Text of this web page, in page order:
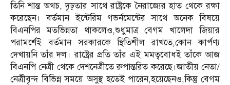
তিনি শান্ত অথচ, দৃঢ়তার সাথে রাষ্ট্রকে নৈরাজ্যের হাত থেকে রক্ষা
করেছেন। বর্তমান ইন্টেরিম গভর্নমেন্টের সাথে অনেক বিষয়ে
বিএনপির মতভিন্নতা থাকলেও,শুধুমাত্র বেগম খালেদা জিয়ার
পরামর্শেই বর্তমান সরকারকে স্থিতিশীল রাখতে,কোন কার্পণ্য
দেখায়নি তাঁর দল। রাষ্ট্রের প্রতি তাঁর এই মমত্ববোধই তাঁকে আজ
বিএনপি নেত্রী থেকে দেশনেত্রীতে রুপান্তরিত করেছে।জাতীয় নেতা/
নেত্রীবৃন্দ বিভিন্ন সময়ে অসুস্থ হতেই পারেন,হয়েছেনও,কিন্তু বেগম